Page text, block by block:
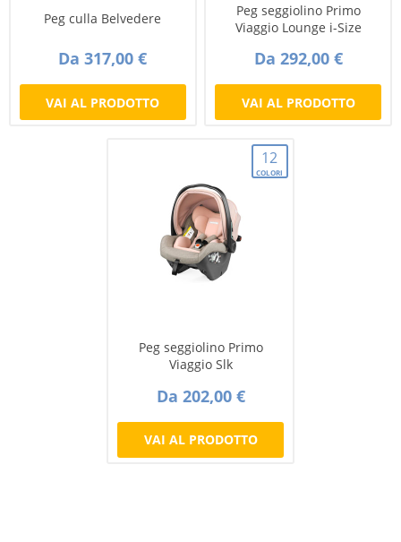
Peg culla Belvedere
Da 317,00 €
VAI AL PRODOTTO
Peg seggiolino Primo
Viaggio Lounge i-Size
Da 292,00 €
VAI AL PRODOTTO
12
COLORI
Peg seggiolino Primo
Viaggio Slk
Da 202,00 €
VAI AL PRODOTTO